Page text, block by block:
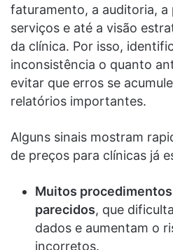
faturamento, a auditoria, a
serviços e até a visão
da clínica. Por isso,
inconsistência o quanto
evitar que erros se
relatórios importantes.
Alguns sinais mostram
de preços para clínicas já
Muitos
parecidos, que
dados e aumentam o
incorretos.